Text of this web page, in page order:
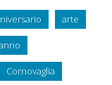
arte
Cornovaglia